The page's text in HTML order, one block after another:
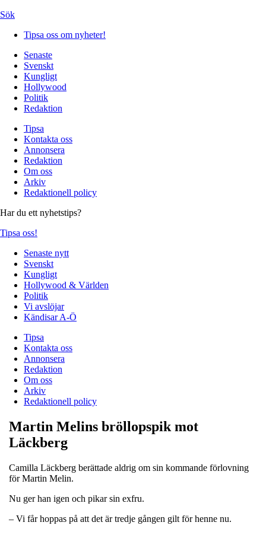
Sök
Tipsa oss om nyheter!
Senaste
Svenskt
Kungligt
Hollywood
Politik
Redaktion
Tipsa
Kontakta oss
Annonsera
Redaktion
Om oss
Arkiv
Redaktionell policy
Har du ett nyhetstips?
Tipsa oss!
Senaste nytt
Svenskt
Kungligt
Hollywood & Världen
Politik
Vi avslöjar
Kändisar A-Ö
Tipsa
Kontakta oss
Annonsera
Redaktion
Om oss
Arkiv
Redaktionell policy
Martin Melins bröllopspik mot
Läckberg
Camilla Läckberg berättade aldrig om sin kommande förlovning
för Martin Melin.
Nu ger han igen och pikar sin exfru.
– Vi får hoppas på att det är tredje gången gilt för henne nu.